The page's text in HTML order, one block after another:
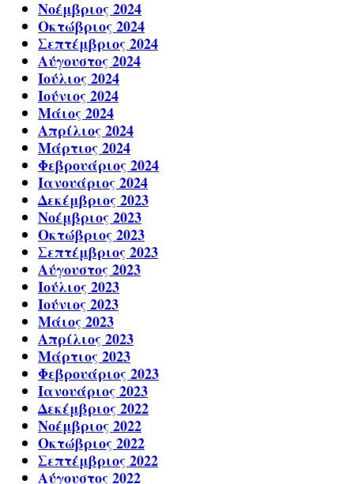
Νοέμβριος 2024
Οκτώβριος 2024
Σεπτέμβριος 2024
Αύγουστος 2024
Ιούλιος 2024
Ιούνιος 2024
Μάιος 2024
Απρίλιος 2024
Μάρτιος 2024
Φεβρουάριος 2024
Ιανουάριος 2024
Δεκέμβριος 2023
Νοέμβριος 2023
Οκτώβριος 2023
Σεπτέμβριος 2023
Αύγουστος 2023
Ιούλιος 2023
Ιούνιος 2023
Μάιος 2023
Απρίλιος 2023
Μάρτιος 2023
Φεβρουάριος 2023
Ιανουάριος 2023
Δεκέμβριος 2022
Νοέμβριος 2022
Οκτώβριος 2022
Σεπτέμβριος 2022
Αύγουστος 2022